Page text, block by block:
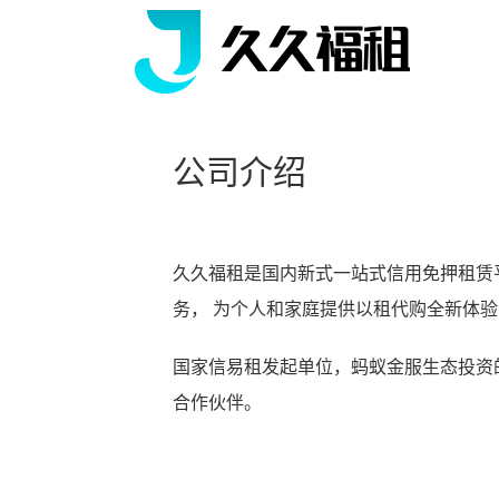
公司介绍
久久福租是国内新式一站式信用免押租
务， 为个人和家庭提供以租代购全新体
国家信易租发起单位，蚂蚁金服生态投
合作伙伴。